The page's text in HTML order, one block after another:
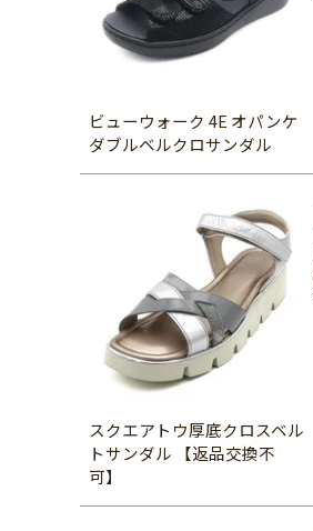
ビューウォーク 4E オパンケ
ダブルベルクロサンダル
スクエアトウ厚底クロスベル
トサンダル 【返品交換不
可】